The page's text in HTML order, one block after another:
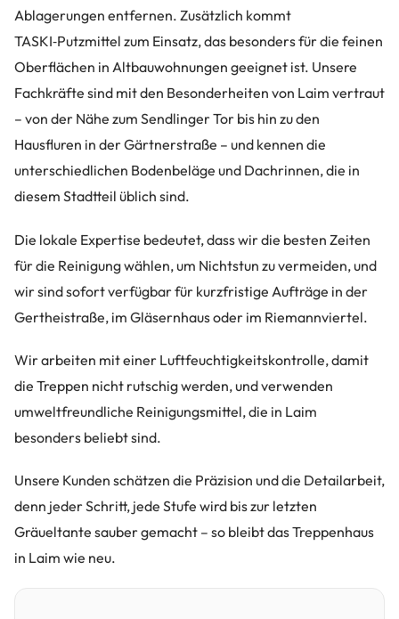
Ablagerungen entfernen. Zusätzlich kommt
TASKI‑Putzmittel zum Einsatz, das besonders für die feinen
Oberflächen in Altbauwohnungen geeignet ist. Unsere
Fachkräfte sind mit den Besonderheiten von Laim vertraut
– von der Nähe zum Sendlinger Tor bis hin zu den
Hausfluren in der Gärtnerstraße – und kennen die
unterschiedlichen Bodenbeläge und Dachrinnen, die in
diesem Stadtteil üblich sind.
Die lokale Expertise bedeutet, dass wir die besten Zeiten
für die Reinigung wählen, um Nichtstun zu vermeiden, und
wir sind sofort verfügbar für kurzfristige Aufträge in der
Gertheistraße, im Gläsernhaus oder im Riemannviertel.
Wir arbeiten mit einer Luftfeuchtigkeitskontrolle, damit
die Treppen nicht rutschig werden, und verwenden
umweltfreundliche Reinigungsmittel, die in Laim
besonders beliebt sind.
Unsere Kunden schätzen die Präzision und die Detailarbeit,
denn jeder Schritt, jede Stufe wird bis zur letzten
Gräueltante sauber gemacht – so bleibt das Treppenhaus
in Laim wie neu.